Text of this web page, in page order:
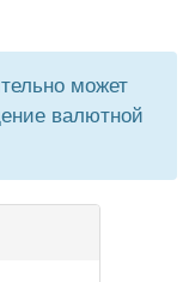
может
валютной